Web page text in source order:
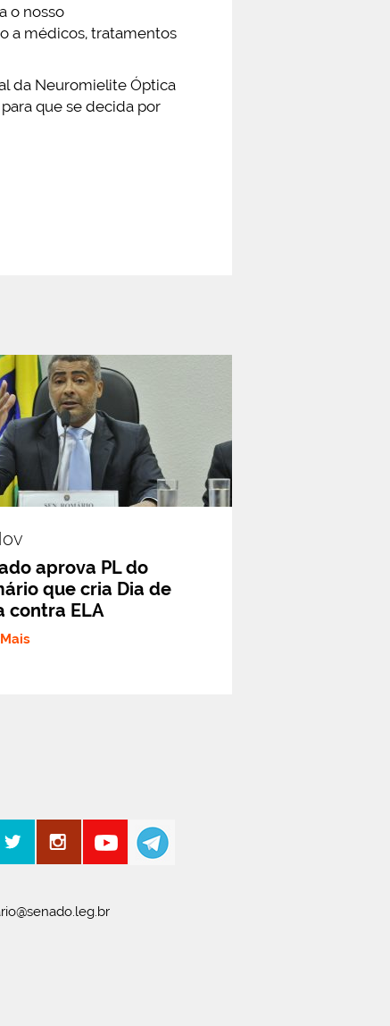
o nosso
a médicos, tratamentos
da Neuromielite Óptica
que se decida por
aprova PL do
que cria Dia de
contra ELA